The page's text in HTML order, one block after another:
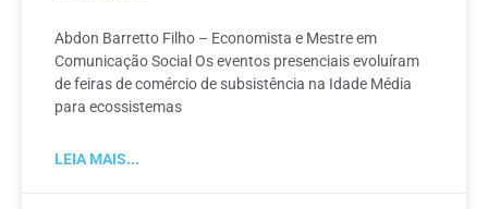
Abdon Barretto Filho – Economista e Mestre em
Comunicação Social Os eventos presenciais evoluíram
de feiras de comércio de subsistência na Idade Média
para ecossistemas
LEIA MAIS...